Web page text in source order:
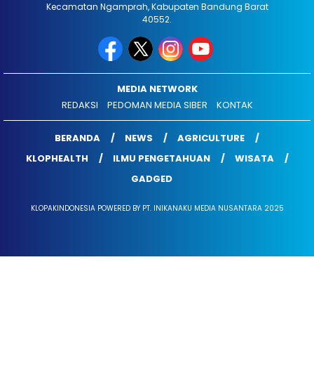
Kecamatan Ngamprah, Kabupaten Bandung Barat
40552.
MEDIA NETWORK
REDAKSI
PEDOMAN MEDIA SIBER KONTAK
BERANDA NEWS
AGRICULTURE
KLOPHEALTH
ILMU PENGETAHUAN
WISATA
GADGED
KLOPAKINDONESIA POWERED BY PT. INIKANAKU MEDIA NUSANTARA 2025